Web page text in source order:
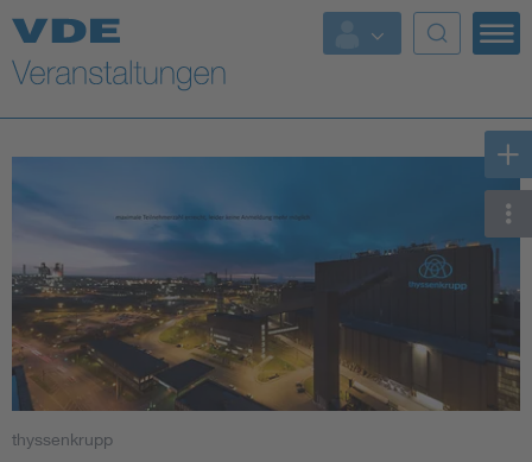
Top Themen
Fokusthemen
AI & Digital Trust
Health
Mobility
thyssenkrupp